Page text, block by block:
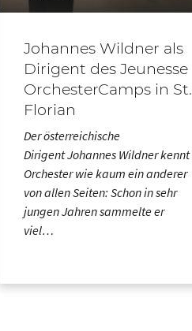
Johannes Wildner als
Dirigent des Jeunesse
OrchesterCamps in St.
Florian
Der österreichische
Dirigent Johannes Wildner kennt
Orchester wie kaum ein anderer
von allen Seiten: Schon in sehr
jungen Jahren sammelte er
viel…